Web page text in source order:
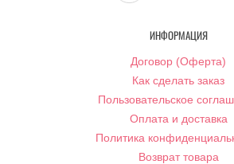
ИНФОРМАЦИЯ
Договор (Оферта)
Как сделать заказ
Пользовательское
Оплата и доставка
Политика
Возврат товара